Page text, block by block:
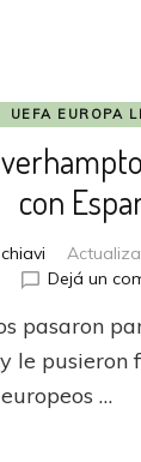
UEFA EUROPA
con
Dejá un
pasaron
y le
…